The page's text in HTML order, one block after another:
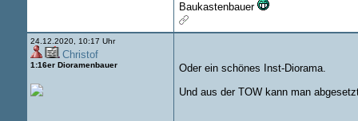
Baukastenbauer
24.12.2020, 10:17 Uhr
Christof
1:16er Dioramenbauer
Oder ein schönes Inst-Diorama.
Und aus der TOW kann man